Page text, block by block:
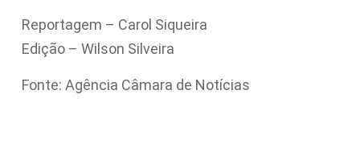
Reportagem – Carol Siqueira
Edição – Wilson Silveira
Fonte: Agência Câmara de Notícias